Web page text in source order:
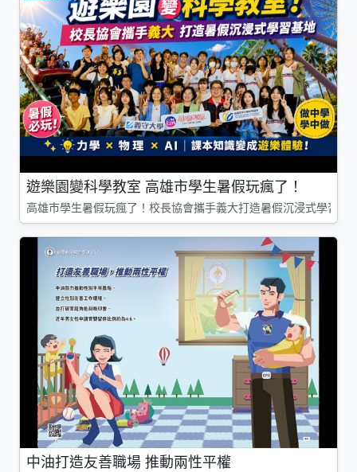
遊樂園變科學教室 高雄市學生暑假玩瘋了！
高雄市學生暑假玩瘋了！校長協會攜手義大打造暑假沉浸式學習基
中油打造友善職場 推動兩性平權